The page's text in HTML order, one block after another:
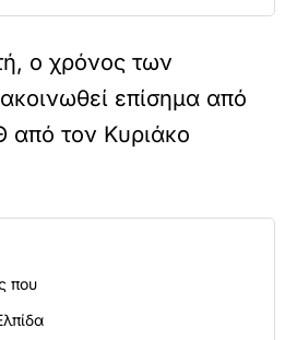
ο χρόνος των
επίσημα από
από τον Κυριάκο
που